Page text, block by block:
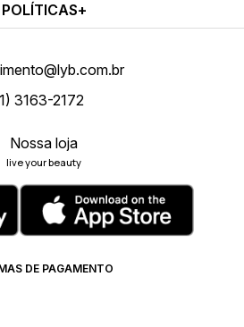
POLÍTICAS
3163-2172
Nossa loja
live your beauty
DE PAGAMENTO